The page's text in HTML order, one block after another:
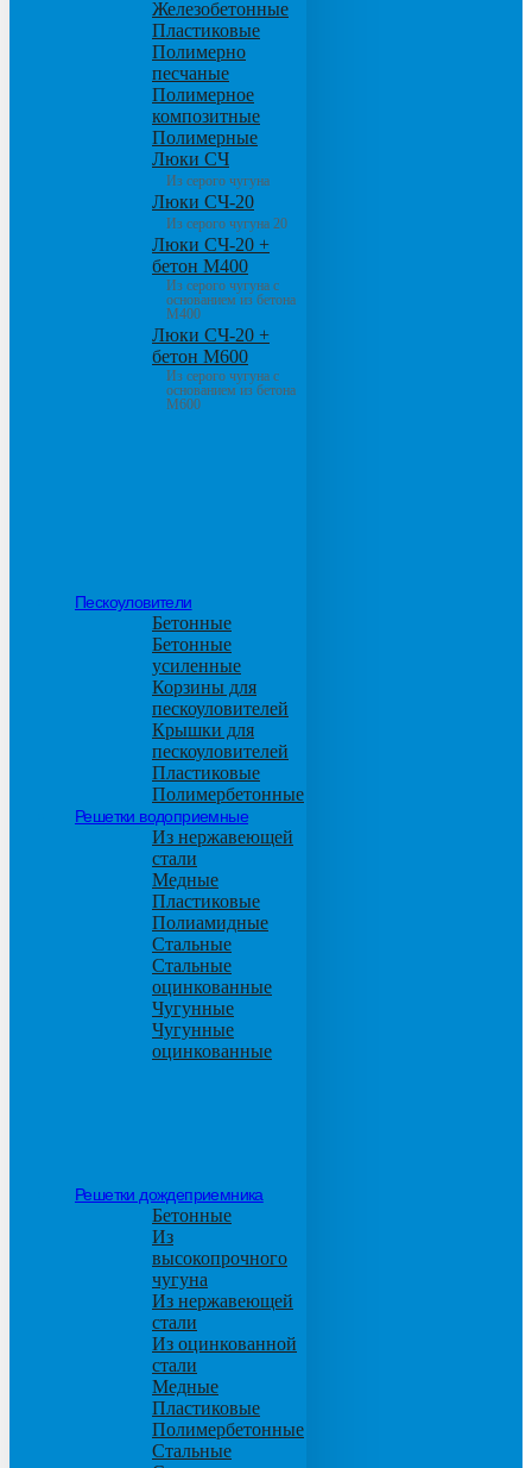
Железобетонные
Пластиковые
Полимерно
песчаные
Полимерное
композитные
Полимерные
Люки СЧ
Из серого чугуна
Люки СЧ-20
Из серого чугуна 20
Люки СЧ-20 +
бетон М400
Из серого чугуна с
основанием из бетона
М400
Люки СЧ-20 +
бетон М600
Из серого чугуна с
основанием из бетона
М600
Пескоуловители
Бетонные
Бетонные
усиленные
Корзины для
пескоуловителей
Крышки для
пескоуловителей
Пластиковые
Полимербетонные
Решетки водоприемные
Из нержавеющей
стали
Медные
Пластиковые
Полиамидные
Стальные
Стальные
оцинкованные
Чугунные
Чугунные
оцинкованные
Решетки дождеприемника
Бетонные
Из
высокопрочного
чугуна
Из нержавеющей
стали
Из оцинкованной
стали
Медные
Пластиковые
Полимербетонные
Стальные